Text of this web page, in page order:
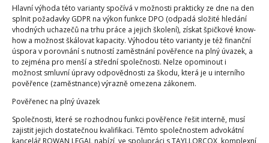
Hlavní výhoda této varianty spočívá v možnosti prakticky ze dne na den
splnit požadavky GDPR na výkon funkce DPO (odpadá složité hledání
vhodných uchazečů na trhu práce a jejich školení), získat špičkové know-
how a možnost škálovat kapacity. Výhodou této varianty je též finanční
úspora v porovnání s nutností zaměstnání pověřence na plný úvazek, a
to zejména pro menší a střední společnosti. Nelze opominout i
možnost smluvní úpravy odpovědnosti za škodu, která je u interního
pověřence (zaměstnance) výrazně omezena zákonem.
Pověřenec na plný úvazek
Společnosti, které se rozhodnou funkci pověřence řešit interně, musí
zajistit jejich dostatečnou kvalifikaci. Těmto společnostem advokátní
kancelář ROWAN LEGAL nabízí, ve spolupráci s TAYLLORCOX, komplexní